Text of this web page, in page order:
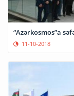
“Azərkosmos”a
11-10-2018